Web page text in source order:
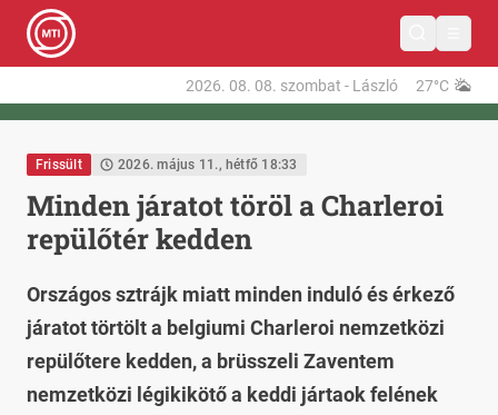
2026. 08. 08. szombat - László 27°C
Frissült 2026. május 11., hétfő 18:33
Minden járatot töröl a Charleroi
repülőtér kedden
Országos sztrájk miatt minden induló és érkező
járatot törtölt a belgiumi Charleroi nemzetközi
repülőtere kedden, a brüsszeli Zaventem
nemzetközi légikikötő a keddi jártaok felének